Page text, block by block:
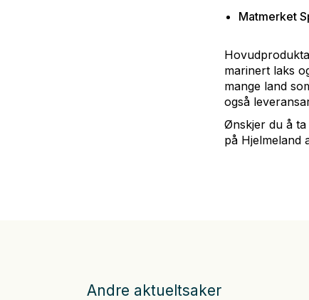
Matmerket
marinert laks
mange land
også
Ønskjer du å
på Hjelmeland
Andre aktueltsaker